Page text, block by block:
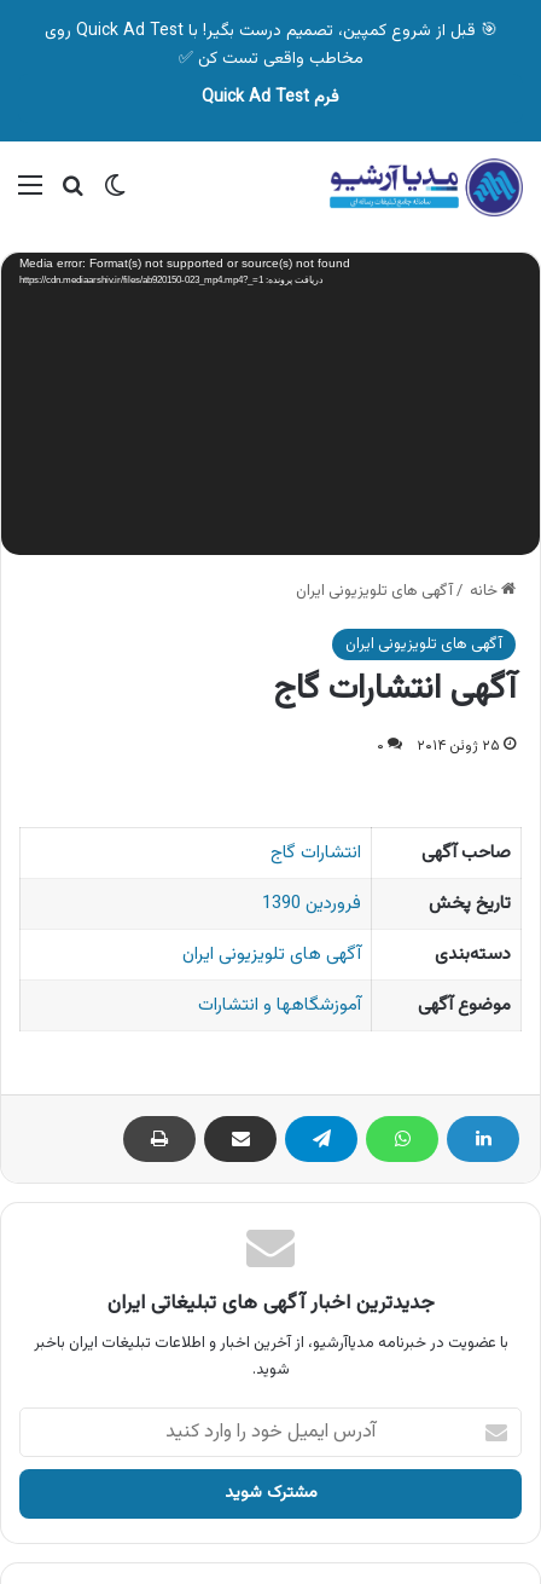
🎯 قبل از شروع کمپین، تصمیم درست بگیر! با Quick Ad Test روی
مخاطب واقعی تست کن ✅
فرم Quick Ad Test
تغییر پوسته
نمایشگر
ویدیو Media error: Format(s) not supported or source(s) not found
دریافت پرونده: https://cdn.mediaarshiv.ir/files/ab920150-023_mp4.mp4?_=1
خانه /آگهی های تلویزیونی ایران
آگهی های تلویزیونی ایران
آگهی انتشارات گاج
۲۵ ژوئن ۲۰۱۴ ۰
صاحب آگهی
انتشارات گاج
تاریخ پخش
فروردین 1390
دسته‌بندی
آگهی های تلویزیونی ایران
موضوع آگهی
آموزشگاهها و انتشارات
جدیدترین اخبار آگهی های تبلیغاتی ایران
با عضویت در خبرنامه مدیاآرشیو، از آخرین اخبار و اطلاعات تبلیغات ایران باخبر
شوید.
آدرس
ایمیل
خود
وارد
کنید